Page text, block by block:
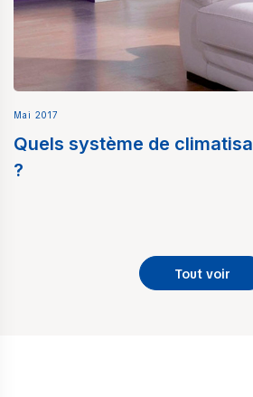
Mai 2017
Quels système de
?
Tout voir